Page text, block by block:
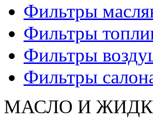
Фильтры
Фильтры
Фильтры
Фильтры
МАСЛО И